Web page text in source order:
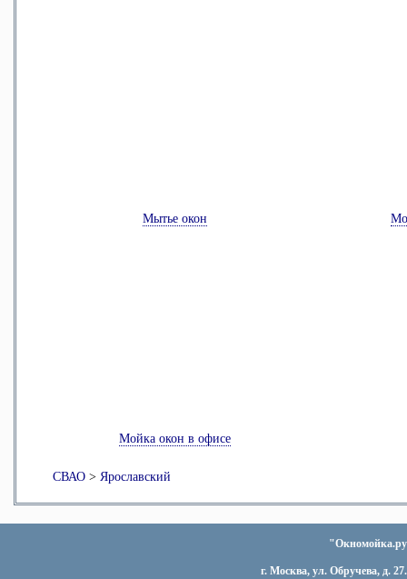
Мытье окон
Мойка окон в офисе
СВАО > Ярославский
г. Москва, ул. Обручева, д.